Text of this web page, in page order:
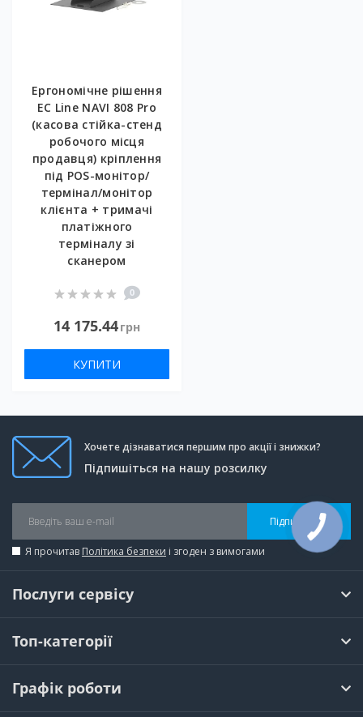
Ергономічне рішення
EC Line NAVI 808 Pro
(касова стійка-стенд
робочого місця
продавця) кріплення
під POS-монітор/
термінал/монітор
клієнта + тримачі
платіжного
терміналу зі
сканером
0
14 175.44грн
КУПИТИ
Хочете дізнаватися першим про акції і знижки?
Підпишіться на нашу розсилку
Підписатися
Я прочитав Політика безпеки і згоден з вимогами
Послуги сервісу
Топ-категорії
Графік роботи